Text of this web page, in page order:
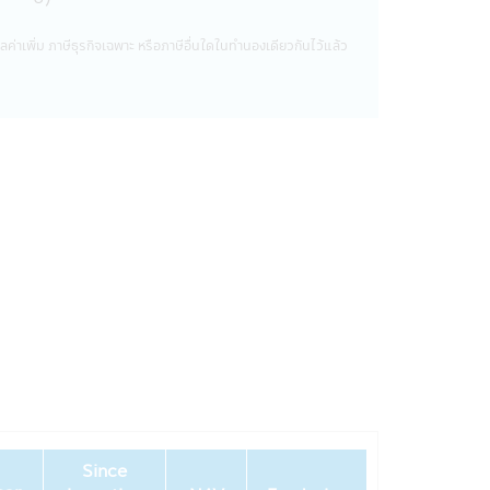
งทุนอาจจะขาดทุน หรือได้รับกำไร
บชำระเงินลงทุนคืนตามเงื่อนไขใน
บริษัทนั้น มีเพื่อให้ท่านมั่นใจยามที่
เปิดเผยต่อบุคคลอื่นๆ ไม่ว่าในเวลา
าเพิ่ม ภาษีธุรกิจเฉพาะ หรือภาษีอื่นใดในทํานองเดียวกันไว้แล้ว
Since